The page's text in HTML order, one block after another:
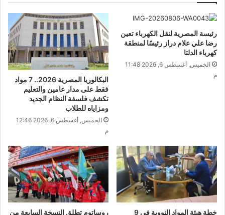
رئيسة المصرية لنقل الكهرباء تعين
رضا علي علام دراز رئيسًا لمنطقة
كهرباء الدلتا
الخميس, أغسطس 6, 2026 11:48
م
البكالوريا المصرية 2026.. 7 مواد
فقط على مدار عامين والتعليم
تكشف فلسفة النظام الجديد
ومزاياه للطلاب
الخميس, أغسطس 6, 2026 12:46
م
خطة هيئة المواد النووية في 9
روساتوم تطلق النسخة السابعة من